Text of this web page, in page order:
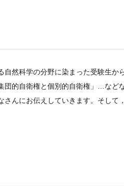
然科学の分野に染まった受験生か
団的自衛権と個別的自衛権」…など
んにお伝えしていきます。そして